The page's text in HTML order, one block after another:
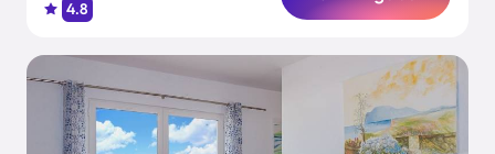
4.8